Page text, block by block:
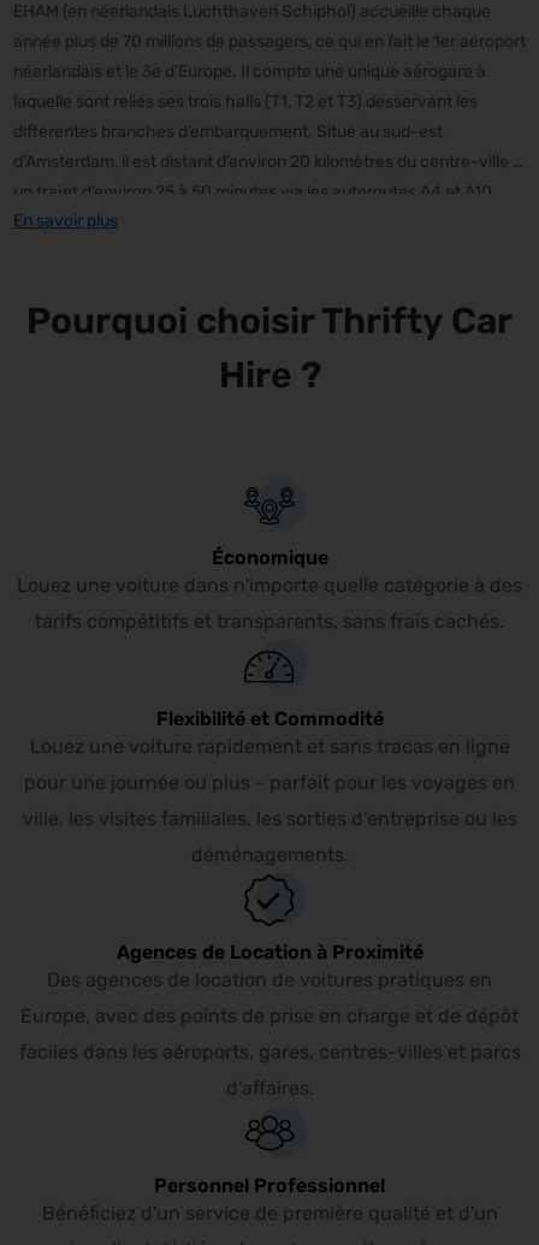
EHAM (en néerlandais Luchthaven Schiphol) accueille chaque
année plus de 70 millions de passagers, ce qui en fait le 1er aéroport
néerlandais et le 3e d’Europe. Il compte une unique aérogare à
laquelle sont reliés ses trois halls (T1, T2 et T3) desservant les
différentes branches d’embarquement. Situé au sud-est
d’Amsterdam, il est distant d’environ 20 kilomètres du centre-ville ;
un trajet d’environ 25 à 50 minutes via les autoroutes A4 et A10.
En savoir plus
Pourquoi choisir Thrifty Car
Hire ?
Économique
Louez une voiture dans n'importe quelle catégorie à des
tarifs compétitifs et transparents, sans frais cachés.
Flexibilité et Commodité
Louez une voiture rapidement et sans tracas en ligne
pour une journée ou plus - parfait pour les voyages en
ville, les visites familiales, les sorties d'entreprise ou les
déménagements.
Agences de Location à Proximité
Des agences de location de voitures pratiques en
Europe, avec des points de prise en charge et de dépôt
faciles dans les aéroports, gares, centres-villes et parcs
d'affaires.
Personnel Professionnel
Bénéficiez d'un service de première qualité et d'un